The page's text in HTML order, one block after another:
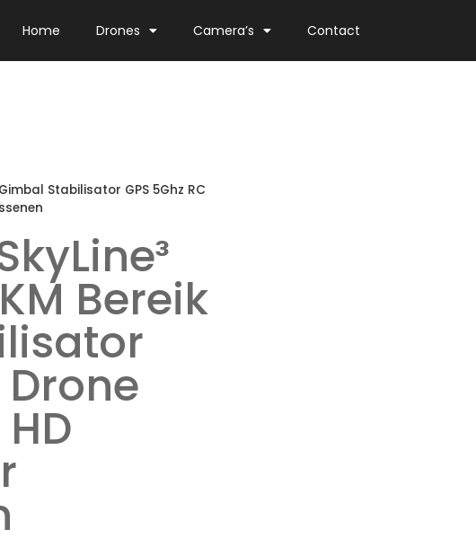
Home Drones Camera’s Contact
Gimbal Stabilisator GPS 5Ghz RC
Bereik
Drone